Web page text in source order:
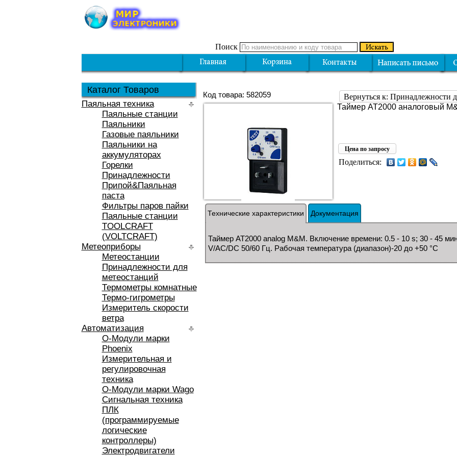
Поиск
Каталог Товаров
Паяльная техника
Паяльные станции
Паяльники
Газовые паяльники
Паяльники на
аккумуляторах
Горелки
Принадлежности
Припой&Паяльная
паста
Фильтры паров пайки
Паяльные станции
TOOLCRAFT
(VOLTCRAFT)
Метеоприборы
Метеостанции
Принадлежности для
метеостанций
Термометры комнатные
Термо-гигрометры
Измеритель скорости
ветра
Автоматизация
O-Модули марки
Phoenix
Измерительная и
регулировочная
техника
O-Модули марки Wago
Сигнальная техника
ПЛК
(программируемые
логические
контроллеры)
Электродвигатели
Вернуться к: Принадлежности
Код товара: 582059
Таймер AT2000 аналоговый
Цена по запросу
Поделиться:
Технические характеристики Документация
Таймер AT2000 analog M&M. Включение времени: 0.5 - 10 s; 30 - 45
V/AC/DC 50/60 Гц. Рабочая температура (диапазон)-20 до +50 °C